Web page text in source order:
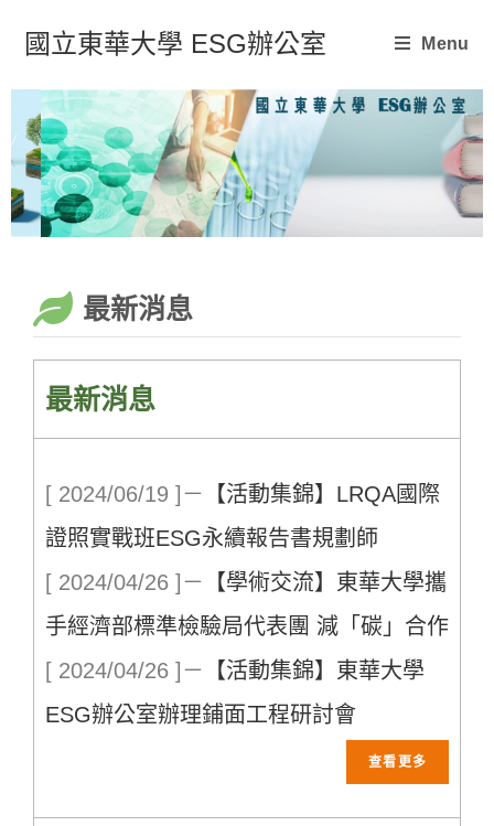
國立東華大學 ESG辦公室 Menu
最新消息
最新消息
[ 2024/06/19 ] － 【活動集錦】LRQA國際
證照實戰班ESG永續報告書規劃師
[ 2024/04/26 ] － 【學術交流】東華大學攜
手經濟部標準檢驗局代表團 減「碳」合作
[ 2024/04/26 ] － 【活動集錦】東華大學
ESG辦公室辦理鋪面工程研討會